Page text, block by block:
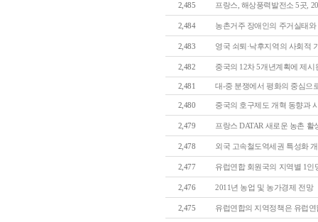
2,485 프랑스, 해상풍력발전소 5곳,
2,484 농촌거주 장애인의 주거실태와
2,483 영국 쇠퇴·낙후지역의 사회적
2,482 중국의 12차 5개년계획에 제
2,481 대-중 분쟁에서 평화의 중심으
2,480 중국의 호구제도 개혁 동향과
2,479 프랑스 DATAR 새로운 농촌 활
2,478 외국 고속철도역세권 특성화
2,477 유럽연합 회원국의 지역별 1인
2,476 2011년 농업 및 농가경제 전망
2,475 유럽연합의 지역정책은 유럽